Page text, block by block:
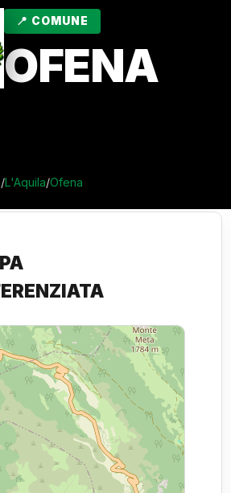
📍 COMUNE
OFENA
/L'Aquila/Ofena